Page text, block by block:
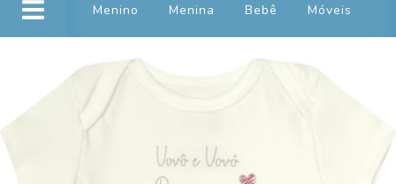
Menino Menina Bebê Móveis